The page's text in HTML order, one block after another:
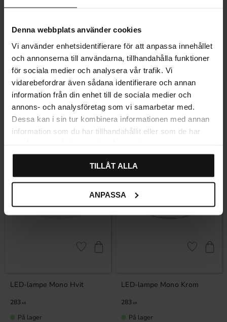
Denna webbplats använder cookies
Vi använder enhetsidentifierare för att anpassa innehållet
och annonserna till användarna, tillhandahålla funktioner
för sociala medier och analysera vår trafik. Vi
vidarebefordrar även sådana identifierare och annan
information från din enhet till de sociala medier och
annons- och analysföretag som vi samarbetar med.
Dessa kan i sin tur kombinera informationen med annan
information som du har tillhandahållit eller som de har
TILLÅT ALLA
ANPASSA
Komplett batteridrevet
2 610
Lagre som favoritt
På lager
LED-lampe Mono Antikk
283
Lagre som
På lager
LED-lampe Mono Hvit
283 KR
Lagre som favoritt
På lager
LED-lampe Mono Krom
283 KR
Lagre som
På lager